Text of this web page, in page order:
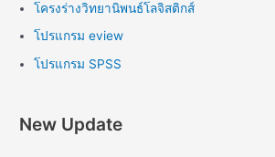
โครงร่างวิทยานิพนธ์โลจิสติกส์
โปรแกรม eview
โปรแกรม SPSS
New Update